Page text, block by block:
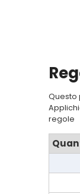
Questo
regole